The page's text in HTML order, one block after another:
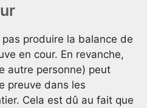
produire la balance de
en cour. En revanche,
autre personne) peut
preuve dans les
Cela est dû au fait que